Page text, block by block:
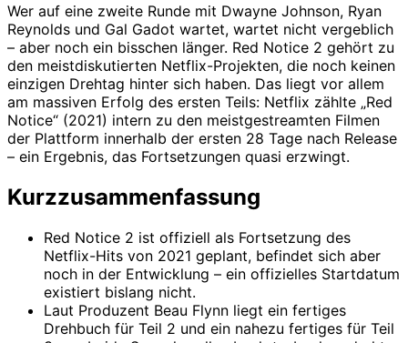
Wer auf eine zweite Runde mit Dwayne Johnson, Ryan
Reynolds und Gal Gadot wartet, wartet nicht vergeblich
– aber noch ein bisschen länger. Red Notice 2 gehört zu
den meistdiskutierten Netflix-Projekten, die noch keinen
einzigen Drehtag hinter sich haben. Das liegt vor allem
am massiven Erfolg des ersten Teils: Netflix zählte „Red
Notice“ (2021) intern zu den meistgestreamten Filmen
der Plattform innerhalb der ersten 28 Tage nach Release
– ein Ergebnis, das Fortsetzungen quasi erzwingt.
Kurzzusammenfassung
Red Notice 2 ist offiziell als Fortsetzung des
Netflix-Hits von 2021 geplant, befindet sich aber
noch in der Entwicklung – ein offizielles Startdatum
existiert bislang nicht.
Laut Produzent Beau Flynn liegt ein fertiges
Drehbuch für Teil 2 und ein nahezu fertiges für Teil